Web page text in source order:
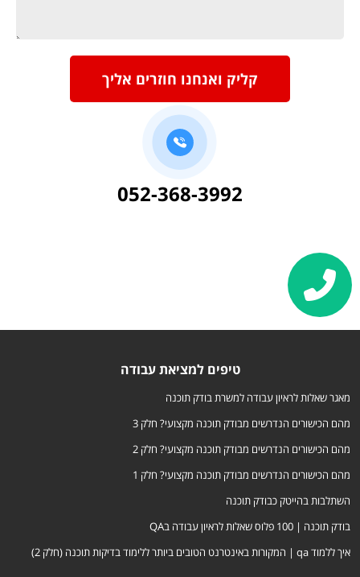
קליק ואנחנו חוזרים אליך
052-368-3992
טיפים למציאת עבודה
מאגר שאלות לראיון עבודה למשרת בודק תוכנה
מהם הכישורים הנדרשים מבודק תוכנה מקצועי? חלק 3
מהם הכישורים הנדרשים מבודק תוכנה מקצועי? חלק 2
מהם הכישורים הנדרשים מבודק תוכנה מקצועי? חלק 1
השתלבות בהייטק כבודק תוכנה
בודק תוכנה | 100 פלוס שאלות לראיון עבודה בQA
איך ללמוד qa | המקורות באינטרנט הטובים ביותר ללימוד בדיקות תוכנה (חלק 2)